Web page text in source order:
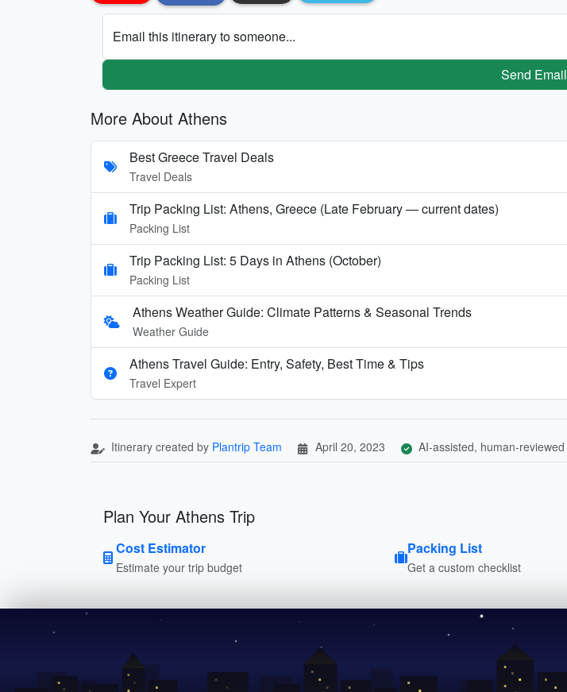
Email this itinerary to someone...
Send Email
More About Athens
Best Greece Travel Deals
Travel Deals
Trip Packing List: Athens, Greece (Late February — current dates)
Packing List
Trip Packing List: 5 Days in Athens (October)
Packing List
Athens Weather Guide: Climate Patterns & Seasonal Trends
Weather Guide
Athens Travel Guide: Entry, Safety, Best Time & Tips
Travel Expert
Itinerary created by Plantrip Team April 20, 2023 AI-assisted, human-reviewed
Plan Your Athens Trip
Cost Estimator
Estimate your trip budget
Packing List
Get a custom checklist